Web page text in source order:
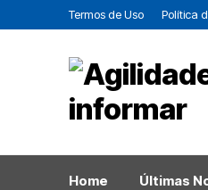
Termos de Uso Política
Home Últimas